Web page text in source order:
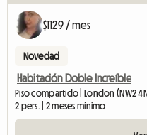
$1129 / mes
Novedad
Habitación Doble Increíble
Piso compartido | London (NW2
2 pers. | 2 meses mínimo